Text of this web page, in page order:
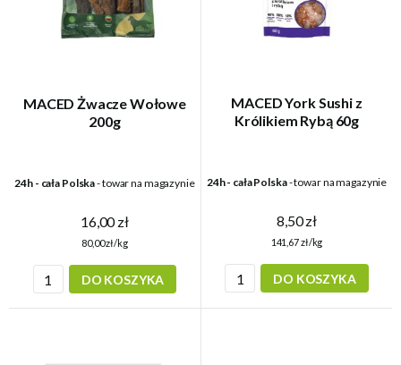
MACED Żwacze Wołowe
200g
24h - cała Polska- towar na magazynie
16,00 zł
80,00 zł/kg
DO KOSZYKA
MACED York Sushi z
Królikiem Rybą 60g
24h - cała Polska- towar na magazynie
8,50 zł
141,67 zł/kg
DO KOSZYKA